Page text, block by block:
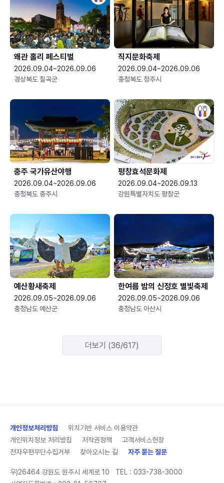
왜관 홀리 페스티벌
2026.09.04~2026.09.06
경상북도 칠곡군
직지문화축제
2026.09.04~2026.09.06
충청북도 청주시
충주 국가유산야행
2026.09.04~2026.09.06
충청북도 충주시
평창효석문화제
2026.09.04~2026.09.13
강원특별자치도 평창군
예산황새축제
2026.09.05~2026.09.06
충청남도 예산군
한여름 밤의 신정호 별빛축제
2026.09.05~2026.09.06
충청남도 아산시
더보기 (36/617)
개인정보처리방침
위치기반 서비스 이용약관
개인위치정보 처리방침
저작권정책
고객서비스헌장
전자우편무단수집거부
찾아오시는 길 자주 묻는 질문
우)26464 강원도 원주시 세계로 10 TEL : 033-738-3000